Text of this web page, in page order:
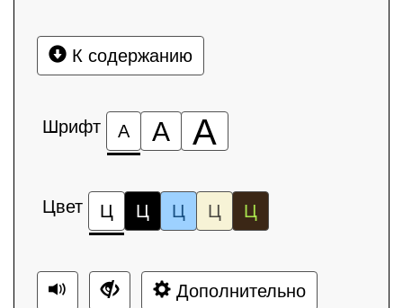
К содержанию
Шрифт А А А
Цвет Ц Ц Ц Ц Ц
Дополнительно